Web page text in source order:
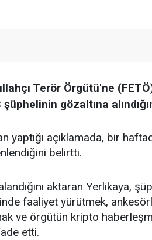
Terör Örgütü'ne
gözaltına
yaptığı açıklamada, bir
belirtti.
aktaran Yerlikaya,
faaliyet yürütmek,
ve örgütün kripto
etti.